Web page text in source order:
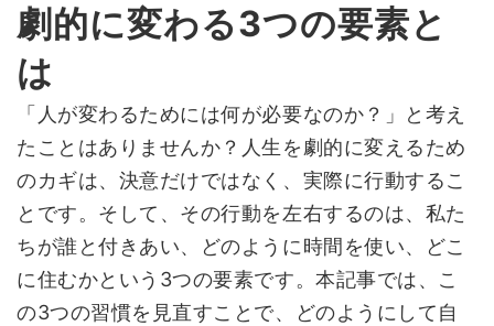
劇的に変わる3つの要素と
は
「人が変わるためには何が必要なのか？」と考え
たことはありませんか？人生を劇的に変えるため
のカギは、決意だけではなく、実際に行動するこ
とです。そして、その行動を左右するのは、私た
ちが誰と付きあい、どのように時間を使い、どこ
に住むかという3つの要素です。本記事では、こ
の3つの習慣を見直すことで、どのようにして自